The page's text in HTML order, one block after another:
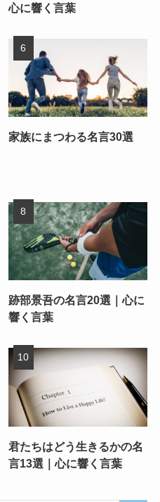
心に響く言葉
家族にまつわる名言30選
跡部景吾の名言20選｜心に
響く言葉
君たちはどう生きるかの名
言13選｜心に響く言葉